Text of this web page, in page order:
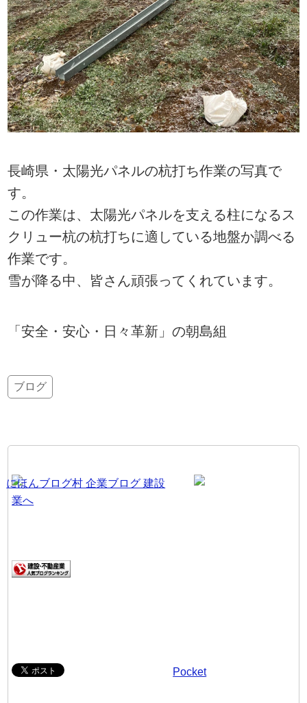
長崎県・太陽光パネルの杭打ち作業の写真で
す。
この作業は、太陽光パネルを支える柱になるス
クリュー杭の杭打ちに適している地盤か調べる
作業です。
雪が降る中、皆さん頑張ってくれています。
「安全・安心・日々革新」の朝島組
ブログ
Pocket